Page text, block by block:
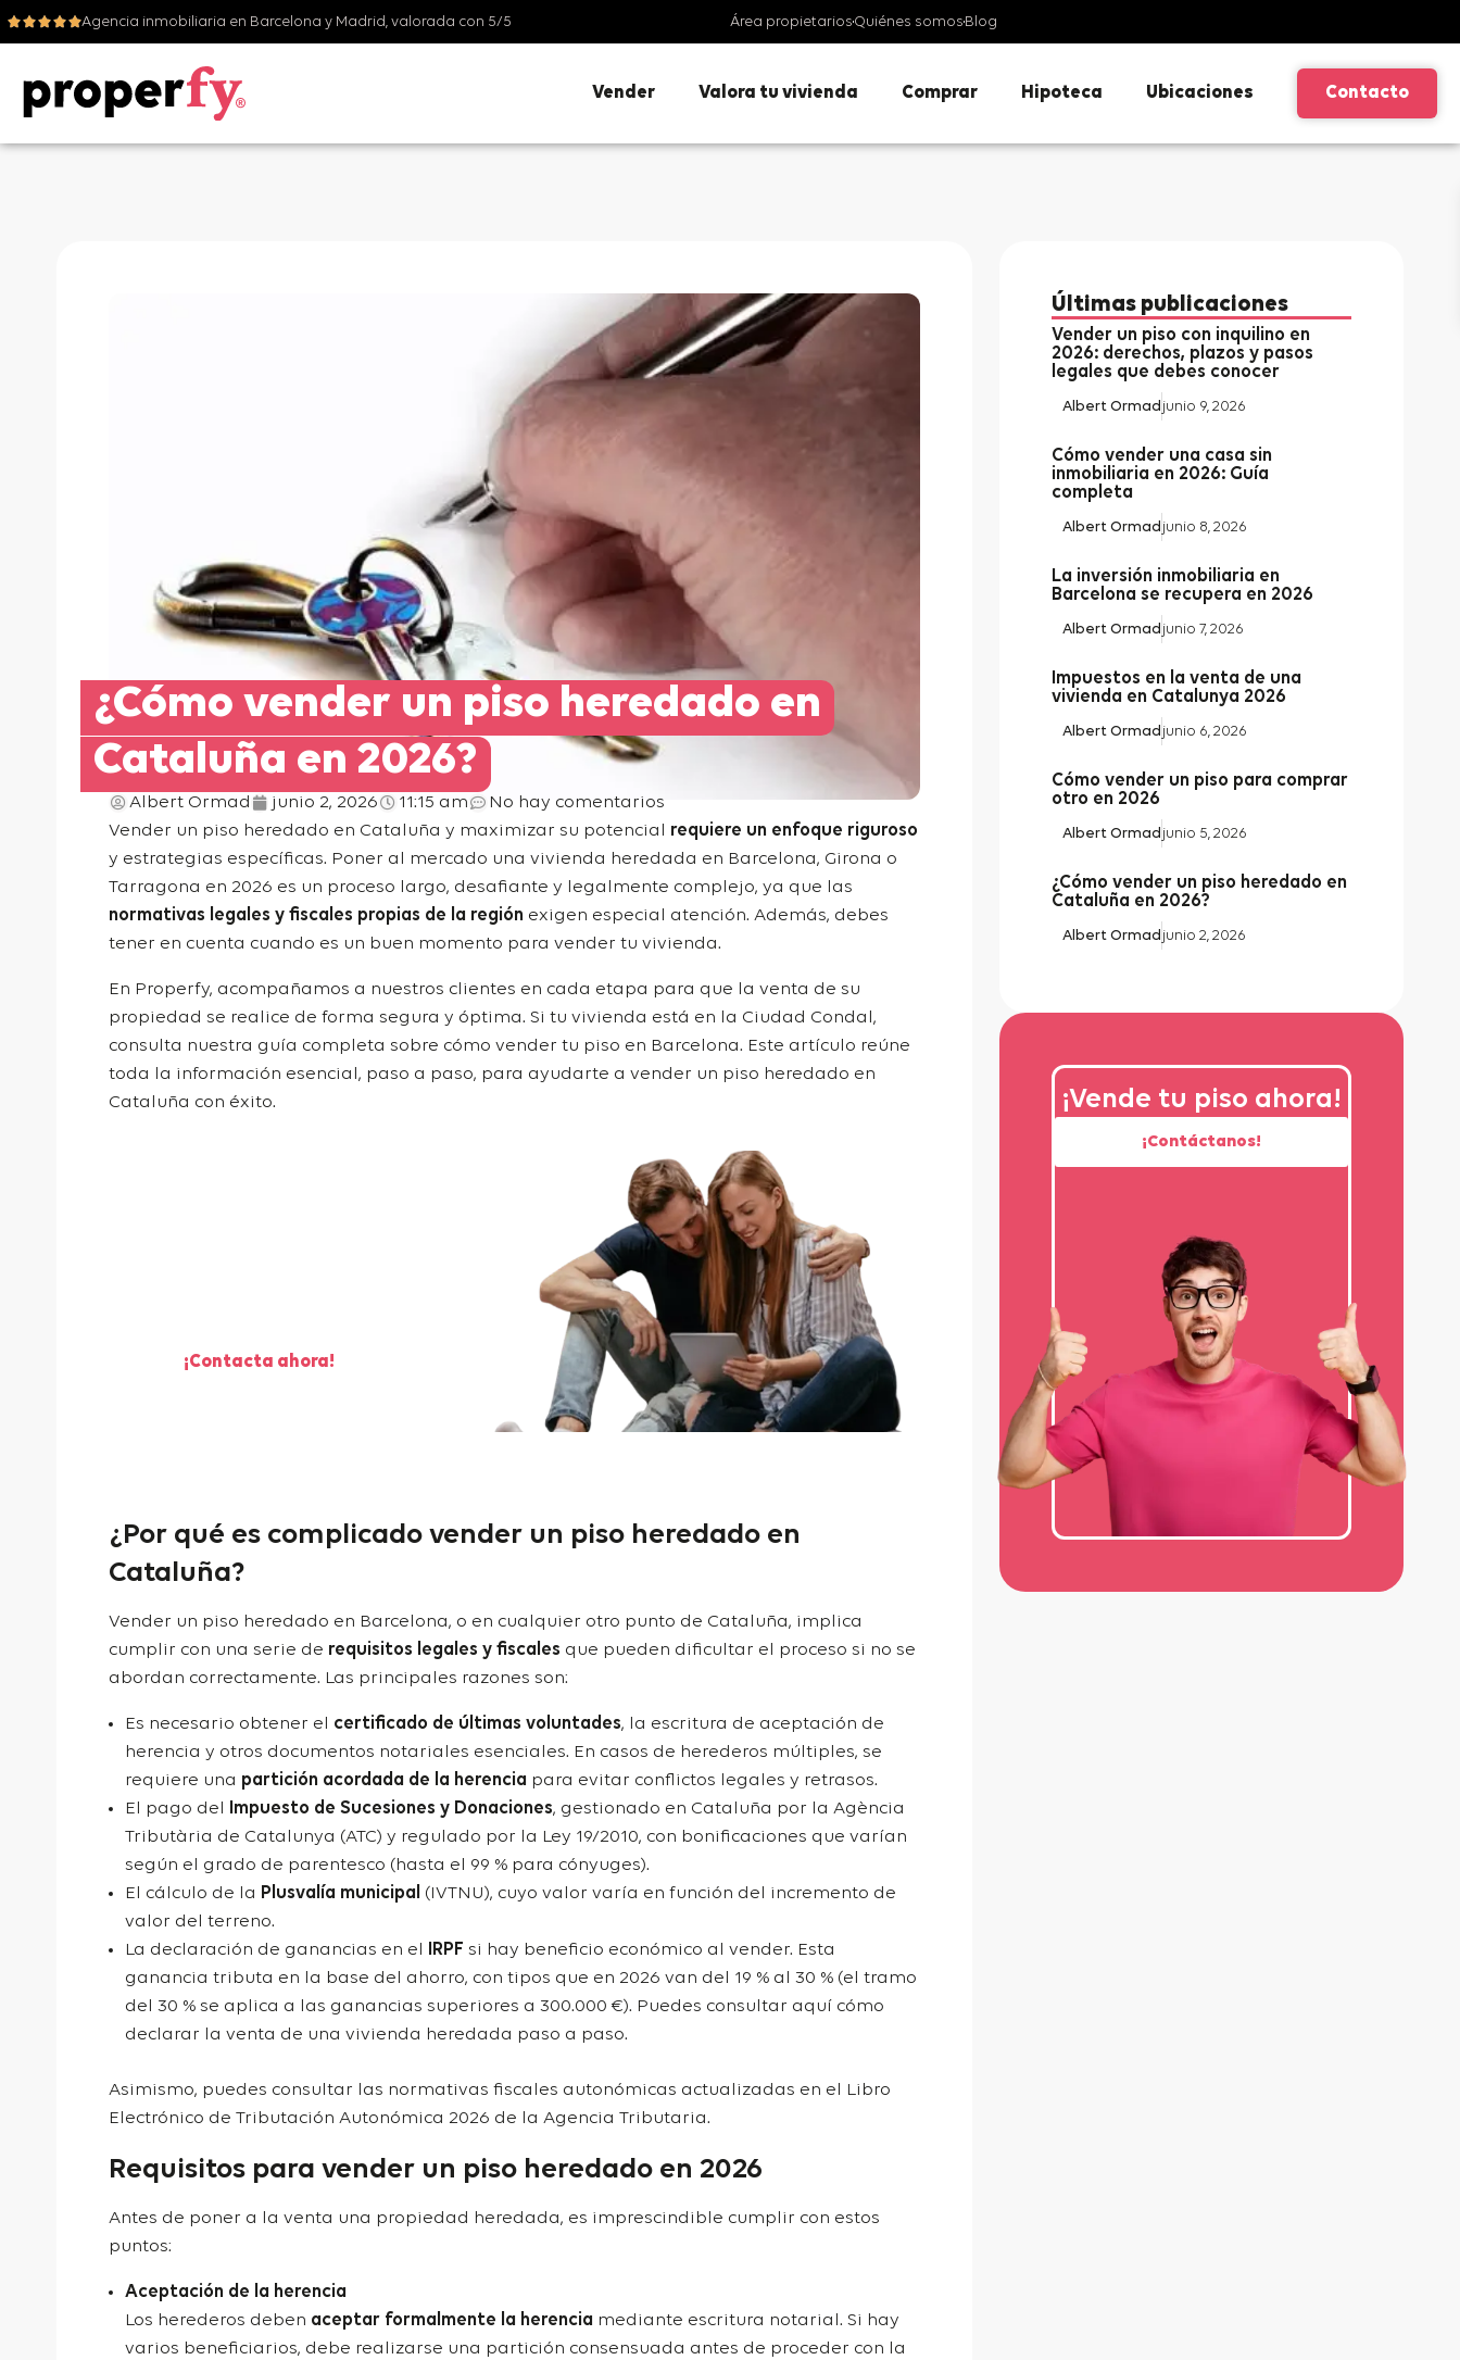
Agencia inmobiliaria en Barcelona y Madrid, valorada con 5/5 Área propietarios Quiénes somos Blog
Vender Valora tu vivienda Comprar Hipoteca Ubicaciones Contacto
¿Cómo vender un piso heredado en
Cataluña en 2026?
Albert Ormad junio 2, 2026 11:15 am
No hay comentarios
Vender un piso heredado en Cataluña y maximizar su potencial requiere un enfoque riguroso
y estrategias específicas. Poner al mercado una vivienda heredada en Barcelona, Girona o
Tarragona en 2026 es un proceso largo, desafiante y legalmente complejo, ya que las
normativas legales y fiscales propias de la región exigen especial atención. Además, debes
tener en cuenta cuando es un buen momento para vender tu vivienda.
En Properfy, acompañamos a nuestros clientes en cada etapa para que la venta de su
propiedad se realice de forma segura y óptima. Si tu vivienda está en la Ciudad Condal,
consulta nuestra guía completa sobre cómo vender tu piso en Barcelona. Este artículo reúne
toda la información esencial, paso a paso, para ayudarte a vender un piso heredado en
Cataluña con éxito.
¡Contacta ahora!
¿Por qué es complicado vender un piso heredado en
Cataluña?
Vender un piso heredado en Barcelona, o en cualquier otro punto de Cataluña, implica
cumplir con una serie de requisitos legales y fiscales que pueden dificultar el proceso si no se
abordan correctamente. Las principales razones son:
Es necesario obtener el certificado de últimas voluntades, la escritura de aceptación de
herencia y otros documentos notariales esenciales. En casos de herederos múltiples, se
requiere una partición acordada de la herencia para evitar conflictos legales y retrasos.
El pago del
Impuesto de Sucesiones y Donaciones, gestionado en Cataluña por la Agència
Tributària de Catalunya (ATC) y regulado por la Ley 19/2010, con bonificaciones que varían
según el grado de parentesco (hasta el 99 % para cónyuges).
El cálculo de la Plusvalía municipal (IVTNU), cuyo valor varía en función del incremento de
valor del terreno.
La declaración de ganancias en el
IRPF si hay beneficio económico al vender. Esta
ganancia tributa en la base del ahorro, con tipos que en 2026 van del 19 % al 30 % (el tramo
del 30 % se aplica a las ganancias superiores a 300.000 €). Puedes consultar aquí cómo
declarar la venta de una vivienda heredada paso a paso.
Asimismo, puedes consultar las normativas fiscales autonómicas actualizadas en el
Libro
Electrónico de Tributación Autonómica 2026 de la Agencia Tributaria.
Requisitos para vender un piso heredado en 2026
Antes de poner a la venta una propiedad heredada, es imprescindible cumplir con estos
puntos:
Aceptación de la herencia
Los herederos deben aceptar formalmente la herencia mediante escritura notarial. Si hay
varios beneficiarios, debe realizarse una partición consensuada antes de proceder con la
Últimas publicaciones
Vender un piso con inquilino en
2026: derechos, plazos y pasos
legales que debes conocer
Albert Ormad junio 9, 2026
Cómo vender una casa sin
inmobiliaria en 2026: Guía
completa
Albert Ormad junio 8, 2026
La inversión inmobiliaria en
Barcelona se recupera en 2026
Albert Ormad junio 7, 2026
Impuestos en la venta de una
vivienda en Catalunya 2026
Albert Ormad junio 6, 2026
Cómo vender un piso para comprar
otro en 2026
Albert Ormad junio 5, 2026
¿Cómo vender un piso heredado en
Cataluña en 2026?
Albert Ormad junio 2, 2026
¡Vende tu piso ahora!
¡Contáctanos!